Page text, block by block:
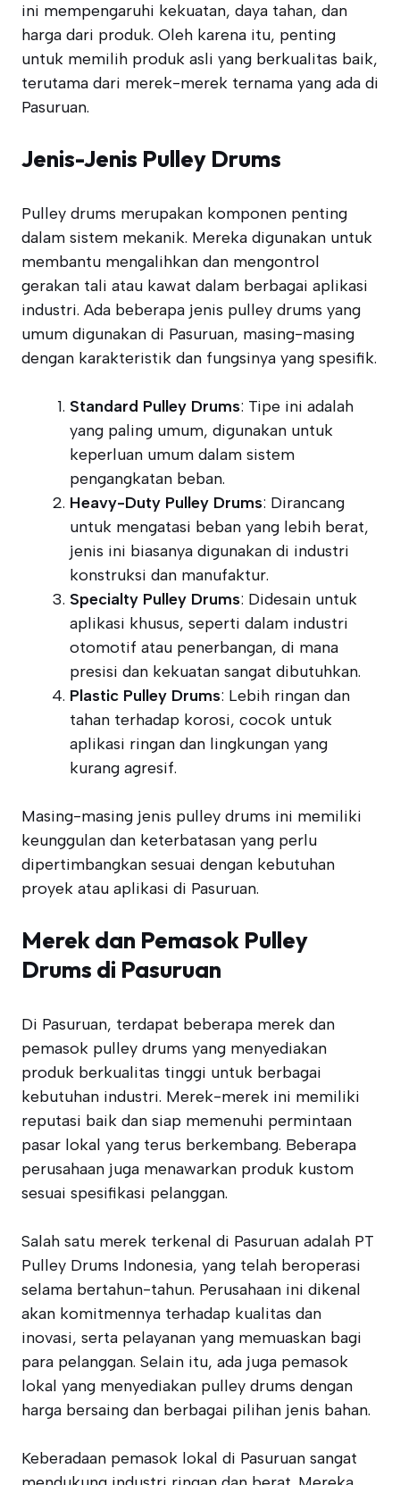
ini mempengaruhi kekuatan, daya tahan, dan
harga dari produk. Oleh karena itu, penting
untuk memilih produk asli yang berkualitas baik,
terutama dari merek-merek ternama yang ada di
Pasuruan.
Jenis-Jenis Pulley Drums
Pulley drums merupakan komponen penting
dalam sistem mekanik. Mereka digunakan untuk
membantu mengalihkan dan mengontrol
gerakan tali atau kawat dalam berbagai aplikasi
industri. Ada beberapa jenis pulley drums yang
umum digunakan di Pasuruan, masing-masing
dengan karakteristik dan fungsinya yang spesifik.
Standard Pulley Drums: Tipe ini adalah
yang paling umum, digunakan untuk
keperluan umum dalam sistem
pengangkatan beban.
Heavy-Duty Pulley Drums: Dirancang
untuk mengatasi beban yang lebih berat,
jenis ini biasanya digunakan di industri
konstruksi dan manufaktur.
Specialty Pulley Drums: Didesain untuk
aplikasi khusus, seperti dalam industri
otomotif atau penerbangan, di mana
presisi dan kekuatan sangat dibutuhkan.
Plastic Pulley Drums: Lebih ringan dan
tahan terhadap korosi, cocok untuk
aplikasi ringan dan lingkungan yang
kurang agresif.
Masing-masing jenis pulley drums ini memiliki
keunggulan dan keterbatasan yang perlu
dipertimbangkan sesuai dengan kebutuhan
proyek atau aplikasi di Pasuruan.
Merek dan Pemasok Pulley
Drums di Pasuruan
Di Pasuruan, terdapat beberapa merek dan
pemasok pulley drums yang menyediakan
produk berkualitas tinggi untuk berbagai
kebutuhan industri. Merek-merek ini memiliki
reputasi baik dan siap memenuhi permintaan
pasar lokal yang terus berkembang. Beberapa
perusahaan juga menawarkan produk kustom
sesuai spesifikasi pelanggan.
Salah satu merek terkenal di Pasuruan adalah PT
Pulley Drums Indonesia, yang telah beroperasi
selama bertahun-tahun. Perusahaan ini dikenal
akan komitmennya terhadap kualitas dan
inovasi, serta pelayanan yang memuaskan bagi
para pelanggan. Selain itu, ada juga pemasok
lokal yang menyediakan pulley drums dengan
harga bersaing dan berbagai pilihan jenis bahan.
Keberadaan pemasok lokal di Pasuruan sangat